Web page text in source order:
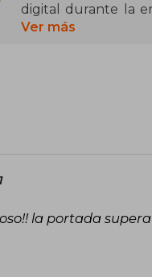
digital durante la
Amazon, publicó
Ver más
la portada